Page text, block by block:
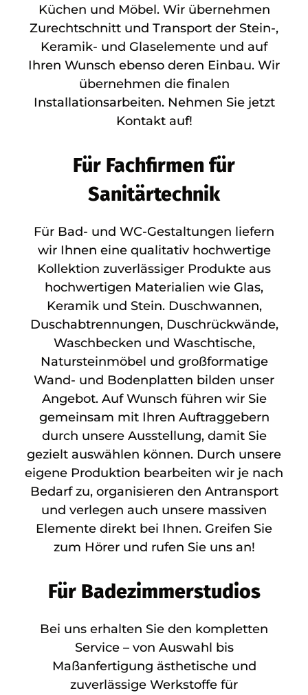
Küchen und Möbel. Wir übernehmen
Zurechtschnitt und Transport der Stein-,
Keramik- und Glaselemente und auf
Ihren Wunsch ebenso deren Einbau. Wir
übernehmen die finalen
Installationsarbeiten. Nehmen Sie jetzt
Kontakt auf!
Für Fachfirmen für
Sanitärtechnik
Für Bad- und WC-Gestaltungen liefern
wir Ihnen eine qualitativ hochwertige
Kollektion zuverlässiger Produkte aus
hochwertigen Materialien wie Glas,
Keramik und Stein. Duschwannen,
Duschabtrennungen, Duschrückwände,
Waschbecken und Waschtische,
Natursteinmöbel und großformatige
Wand- und Bodenplatten bilden unser
Angebot. Auf Wunsch führen wir Sie
gemeinsam mit Ihren Auftraggebern
durch unsere Ausstellung, damit Sie
gezielt auswählen können. Durch unsere
eigene Produktion bearbeiten wir je nach
Bedarf zu, organisieren den Antransport
und verlegen auch unsere massiven
Elemente direkt bei Ihnen. Greifen Sie
zum Hörer und rufen Sie uns an!
Für Badezimmerstudios
Bei uns erhalten Sie den kompletten
Service – von Auswahl bis
Maßanfertigung ästhetische und
zuverlässige Werkstoffe für